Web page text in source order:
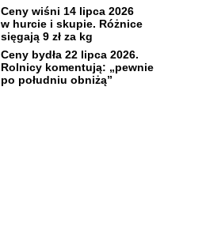
Ceny wiśni 14 lipca 2026
w hurcie i skupie. Różnice
sięgają 9 zł za kg
Ceny bydła 22 lipca 2026.
Rolnicy komentują: „pewnie
po południu obniżą”